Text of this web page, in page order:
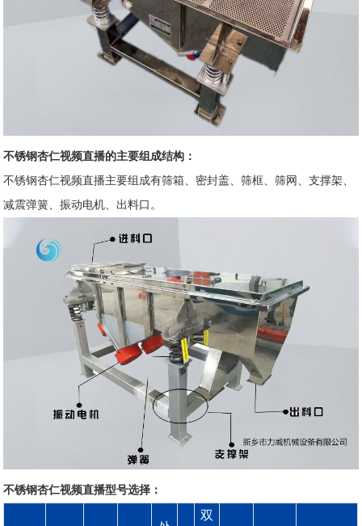
不锈钢杏仁视频直播的主要组成结构：
不锈钢杏仁视频直播主要组成有筛箱、密封盖、筛框、筛网、支撑架、
减震弹簧、振动电机、出料口。
不锈钢杏仁视频直播型号选择：
双